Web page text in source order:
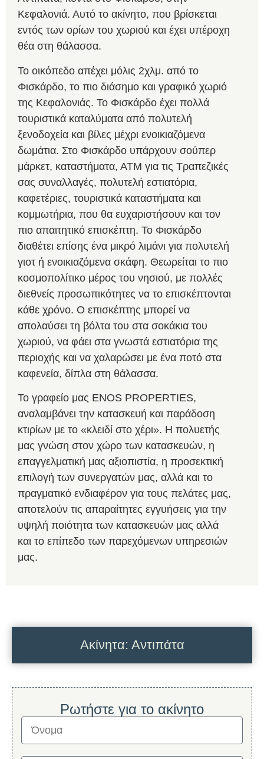
Κεφαλονιά. Αυτό το ακίνητο, που βρίσκεται
εντός των ορίων του χωριού και έχει υπέροχη
θέα στη θάλασσα.
Το οικόπεδο απέχει μόλις 2χλμ. από το
Φισκάρδο, το πιο διάσημο και γραφικό χωριό
της Κεφαλονιάς. Το Φισκάρδο έχει πολλά
τουριστικά καταλύματα από πολυτελή
ξενοδοχεία και βίλες μέχρι ενοικιαζόμενα
δωμάτια. Στο Φισκάρδο υπάρχουν σούπερ
μάρκετ, καταστήματα, ΑΤΜ για τις Τραπεζικές
σας συναλλαγές, πολυτελή εστιατόρια,
καφετέριες, τουριστικά καταστήματα και
κομμωτήρια, που θα ευχαριστήσουν και τον
πιο απαιτητικό επισκέπτη. Το Φισκάρδο
διαθέτει επίσης ένα μικρό λιμάνι για πολυτελή
γιοτ ή ενοικιαζόμενα σκάφη. Θεωρείται το πιο
κοσμοπολίτικο μέρος του νησιού, με πολλές
διεθνείς προσωπικότητες να το επισκέπτονται
κάθε χρόνο. Ο επισκέπτης μπορεί να
απολαύσει τη βόλτα του στα σοκάκια του
χωριού, να φάει στα γνωστά εστιατόρια της
περιοχής και να χαλαρώσει με ένα ποτό στα
καφενεία, δίπλα στη θάλασσα.
Το γραφείο μας ENOS PROPERTIES,
αναλαμβάνει την κατασκευή και παράδοση
κτιρίων με το «κλειδί στο χέρι». Η πολυετής
μας γνώση στον χώρο των κατασκευών, η
επαγγελματική μας αξιοπιστία, η προσεκτική
επιλογή των συνεργατών μας, αλλά και το
πραγματικό ενδιαφέρον για τους πελάτες μας,
αποτελούν τις απαραίτητες εγγυήσεις για την
υψηλή ποιότητα των κατασκευών μας αλλά
και το επίπεδο των παρεχόμενων υπηρεσιών
μας.
Ακίνητα: Αντιπάτα
Ρωτήστε για το ακίνητο